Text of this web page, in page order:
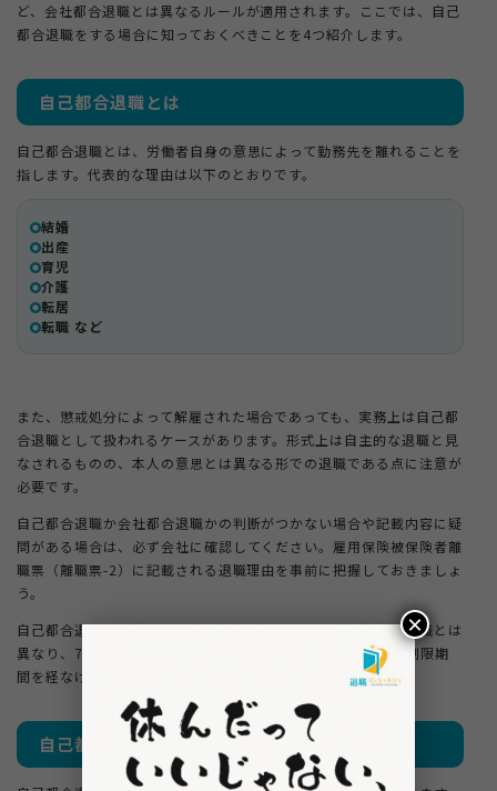
ど、会社都合退職とは異なるルールが適用されます。ここでは、自己
都合退職をする場合に知っておくべきことを4つ紹介します。
自己都合退職とは
自己都合退職とは、労働者自身の意思によって勤務先を離れることを
指します。代表的な理由は以下のとおりです。
結婚
出産
育児
介護
転居
転職 など
また、懲戒処分によって解雇された場合であっても、実務上は自己都
合退職として扱われるケースがあります。形式上は自主的な退職と見
なされるものの、本人の意思とは異なる形での退職である点に注意が
必要です。
自己都合退職か会社都合退職かの判断がつかない場合や記載内容に疑
問がある場合は、必ず会社に確認してください。雇用保険被保険者離
職票（離職票-2）に記載される退職理由を事前に把握しておきましょ
う。
自己都合退職に該当すると、失業保険の給付条件は会社都合退職とは
異なり、7日間の待期期間に加えて、原則として1ヶ月の給付制限期
間を経なければ支給が開始されません。
自己都合退職でも失業保険はもらえる？
×